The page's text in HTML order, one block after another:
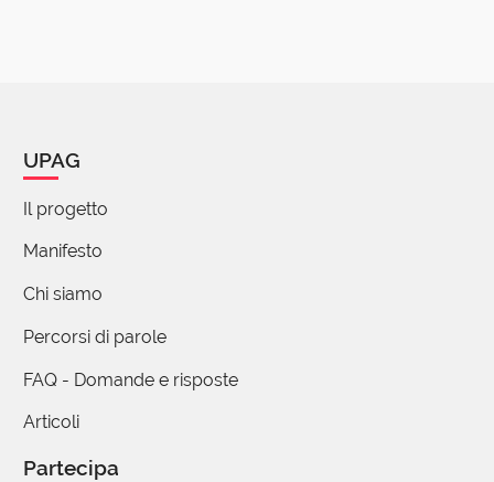
UPAG
Il progetto
Manifesto
Chi siamo
Percorsi di parole
FAQ - Domande e risposte
Articoli
Partecipa